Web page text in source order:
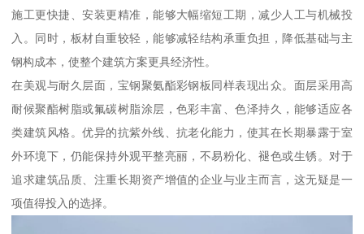
施工更快捷、安装更精准，能够大幅缩短工期，减少人工与机械投
入。同时，板材自重较轻，能够减轻结构承重负担，降低基础与主
钢构成本，使整个建筑方案更具经济性。
在美观与耐久层面，宝钢聚氨酯彩钢板同样表现出众。面层采用高
耐候聚酯树脂或氟碳树脂涂层，色彩丰富、色泽持久，能够适应各
类建筑风格。优异的抗紫外线、抗老化能力，使其在长期暴露于室
外环境下，仍能保持外观平整亮丽，不易粉化、褪色或生锈。对于
追求建筑品质、注重长期资产增值的企业与业主而言，这无疑是一
项值得投入的选择。